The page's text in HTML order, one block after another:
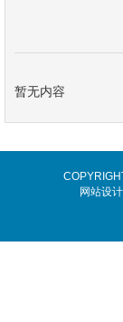
暂无内容
网站设